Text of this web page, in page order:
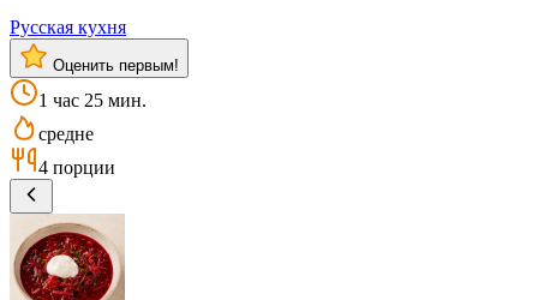
Русская кухня
Оценить первым!
1 час 25 мин.
средне
4 порции